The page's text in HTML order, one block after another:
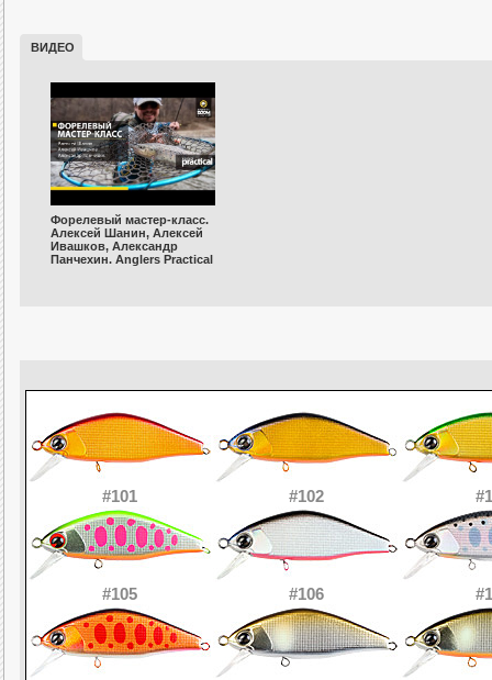
ВИДЕО
Форелевый мастер-класс.
Алексей Шанин, Алексей
Ивашков, Александр
Панчехин. Anglers Practical
#101 #102
#105 #106